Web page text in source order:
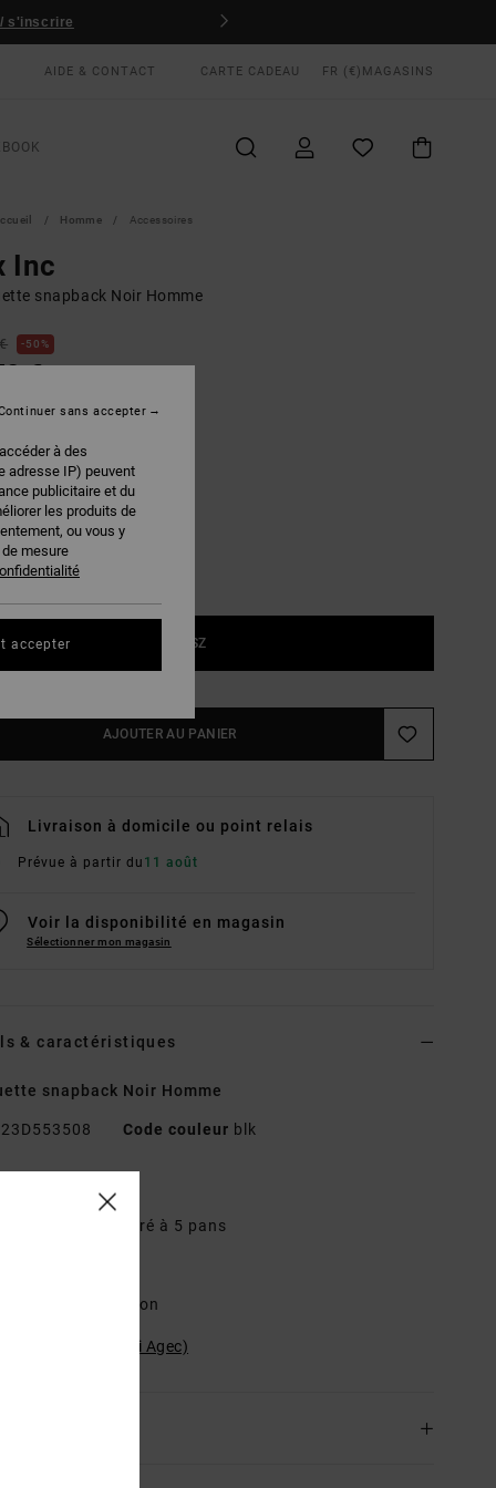
s'inscrire
AIDE & CONTACT CARTE CADEAU FR (€) MAGASINS
Homme Accessoires
Inc
snapback Noir Homme
50%
€
Black
1SZ
AJOUTER AU PANIER
Livraison à domicile ou point relais
Prévue à partir du 11 août
Voir la disponibilité en magasin
Sélectionner mon magasin
& caractéristiques
snapback Noir Homme
23D553508 Code couleur blk
non structuré à 5 pans
100 % Coton
du produit (Loi Agec)
à des
adresse IP) peuvent
publicitaire et du
les produits de
ou vous y
mesure
sans accepter
accepter